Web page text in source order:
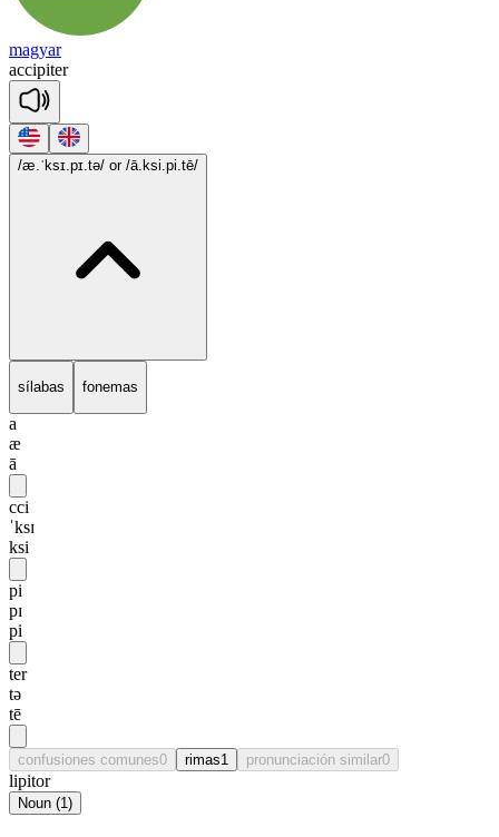
magyar
accipiter
/æ.ˈksɪ.pɪ.tə/ or /ā.ksi.pi.tē/
sílabas fonemas
a
æ
ā
cci
ˈksɪ
ksi
pi
pɪ
pi
ter
tə
tē
confusiones comunes0 rimas1 pronunciación similar0
lipitor
Noun (1)